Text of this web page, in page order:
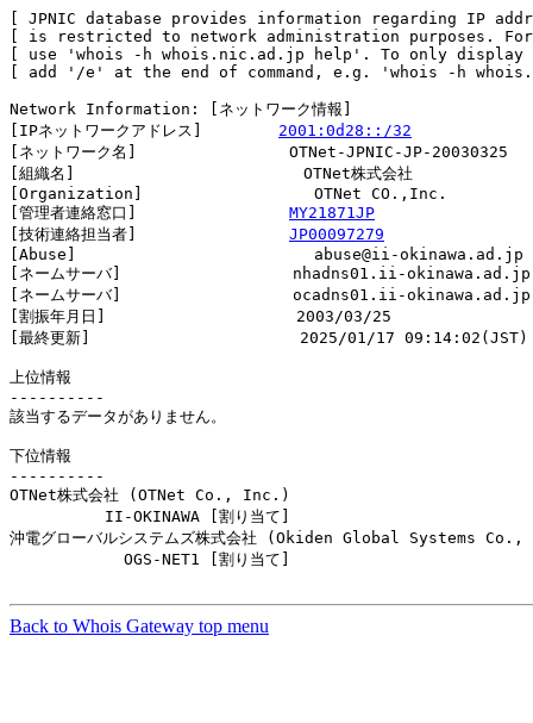
[ JPNIC database provides information regarding IP
[ is restricted to network administration purposes.
[ use 'whois -h whois.nic.ad.jp help'. To only
[ add '/e' at the end of command, e.g. 'whois -h
Network Information: [ネットワーク情報]
[IPネットワークアドレス] 2001:0d28::/32
[ネットワーク名]                OTNet-JPNIC-JP-20030325
[組織名]                        OTNet株式会社
[Organization]                  OTNet CO.,Inc.
[管理者連絡窓口] MY21871JP
[技術連絡担当者] JP00097279
[Abuse]                         abuse@ii-okinawa.ad.jp
[ネームサーバ]                  nhadns01.ii-okinawa.ad.jp
[ネームサーバ]                  ocadns01.ii-okinawa.ad.jp
[割振年月日]                    2003/03/25
[最終更新]                      2025/01/17 09:14:02(JST)
上位情報
----------
該当するデータがありません。
下位情報
----------
OTNet株式会社 (OTNet Co., Inc.)
II-OKINAWA [割り
沖電グローバルシステムズ株式会社 (Okiden Global Systems
OGS-NET1 [割り
Back to Whois Gateway top menu